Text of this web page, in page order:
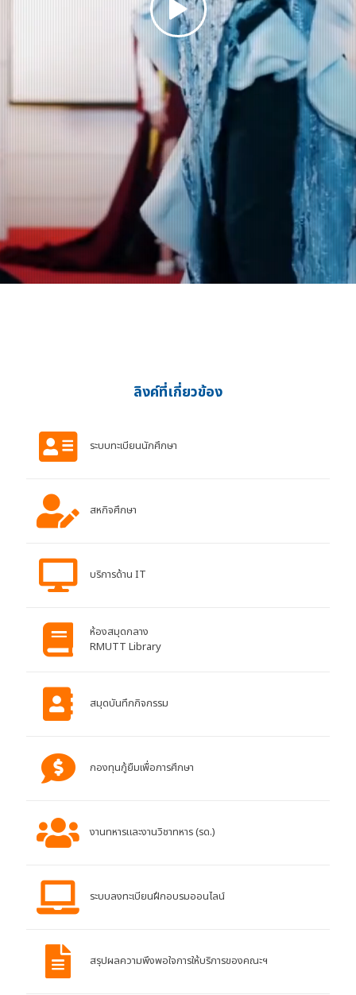
ลิงค์ที่เกี่ยวข้อง
ระบบทะเบียนนักศึกษา
สหกิจศึกษา
บริการด้าน IT
ห้องสมุดกลาง
RMUTT Library
สมุดบันทึกกิจกรรม
กองทุนกู้ยืมเพื่อการศึกษา
งานทหารและงานวิชาทหาร (รด.)
ระบบลงทะเบียนฝึกอบรมออนไลน์
สรุปผลความพึงพอใจการให้บริการของคณะฯ